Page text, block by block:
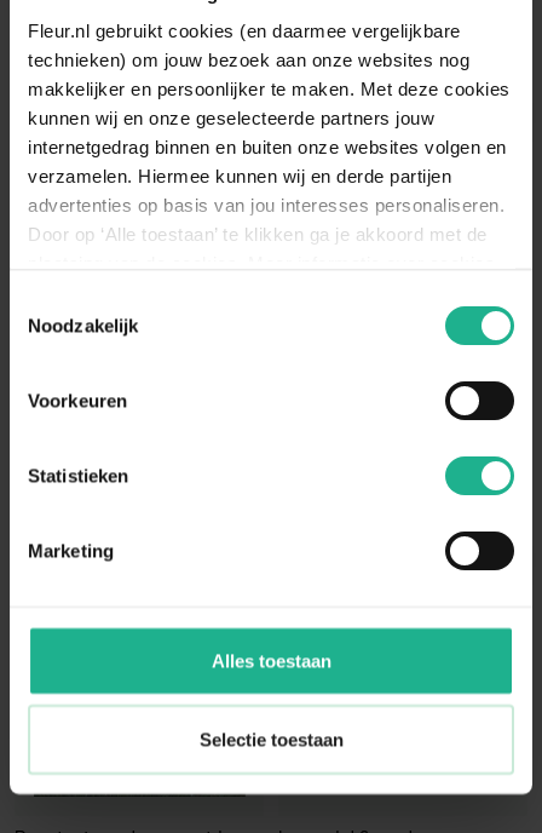
Fleur.nl gebruikt cookies (en daarmee vergelijkbare
technieken) om jouw bezoek aan onze websites nog
makkelijker en persoonlijker te maken. Met deze cookies
kunnen wij en onze geselecteerde partners jouw
internetgedrag binnen en buiten onze websites volgen en
verzamelen. Hiermee kunnen wij en derde partijen
advertenties op basis van jou interesses personaliseren.
Door op ‘Alle toestaan’ te klikken ga je akkoord met de
decookieverklaring op onze website.
Noodzakelijk
Voorkeuren
Statistieken
Marketing
Alles toestaan
Selectie toestaan
5-15 cm € 2,85 5-20 cm
Pachysandra Green Carpet
Liriope Moneymaker
€ 3,95